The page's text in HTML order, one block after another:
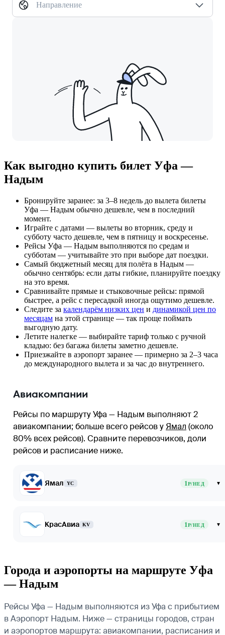
Направление
Как выгодно купить билет Уфа —
Надым
Бронируйте заранее: за 3–8 недель до вылета билеты
Уфа — Надым обычно дешевле, чем в последний
момент.
Играйте с датами — вылеты во вторник, среду и
субботу часто дешевле, чем в пятницу и воскресенье.
Рейсы Уфа — Надым выполняются по средам и
субботам — учитывайте это при выборе дат поездки.
Самый бюджетный месяц для полёта в Надым —
обычно сентябрь: если даты гибкие, планируйте поездку
на это время.
Сравнивайте прямые и стыковочные рейсы: прямой
быстрее, а рейс с пересадкой иногда ощутимо дешевле.
Следите за календарём низких цен и динамикой цен по
месяцам на этой странице — так проще поймать
выгодную дату.
Летите налегке — выбирайте тариф только с ручной
кладью: без багажа билеты заметно дешевле.
Приезжайте в аэропорт заранее — примерно за 2–3 часа
до международного вылета и за час до внутреннего.
Авиакомпании
Рейсы по маршруту Уфа — Надым выполняют 2
авиакомпании; больше всего рейсов у Ямал (около
80% всех рейсов). Сравните перевозчиков, доли
рейсов и расписание ниже.
Ямал YC 1Р/НЕД ▾
КрасАвиа KV 1Р/НЕД ▾
Города и аэропорты на маршруте Уфа
— Надым
Рейсы Уфа — Надым выполняются из Уфа с прибытием
в Аэропорт Надым. Ниже — страницы городов, стран
и аэропортов маршрута: авиакомпании, расписания и